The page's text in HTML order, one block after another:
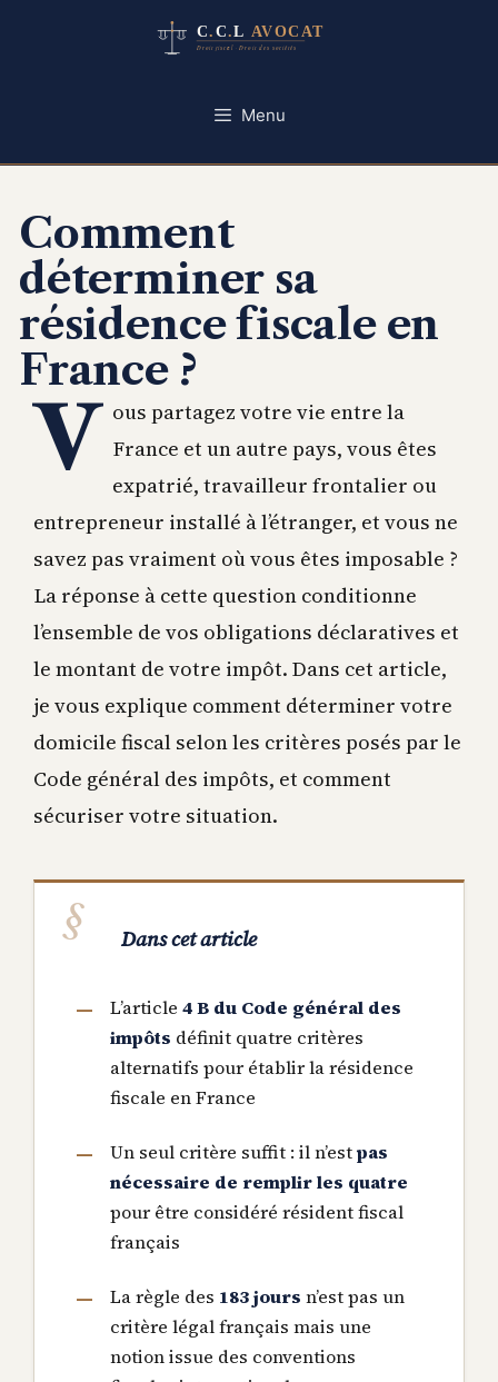
Menu
Comment
déterminer sa
résidence fiscale en
France ?
V ous partagez votre vie entre la
France et un autre pays, vous êtes
expatrié, travailleur frontalier ou
entrepreneur installé à l’étranger, et vous ne
savez pas vraiment où vous êtes imposable ?
La réponse à cette question conditionne
l’ensemble de vos obligations déclaratives et
le montant de votre impôt. Dans cet article,
je vous explique comment déterminer votre
domicile fiscal selon les critères posés par le
Code général des impôts, et comment
sécuriser votre situation.
Dans cet article
L’article 4 B du Code général des
impôts définit quatre critères
alternatifs pour établir la résidence
fiscale en France
Un seul critère suffit : il n’estpas
nécessaire de remplir les quatre
pour être considéré résident fiscal
français
La règle des 183 jours n’est pas un
critère légal français mais une
notion issue des conventions